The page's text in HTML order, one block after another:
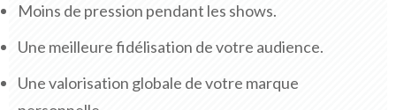
Moins de pression pendant les shows.
Une meilleure fidélisation de votre audience.
Une valorisation globale de votre marque